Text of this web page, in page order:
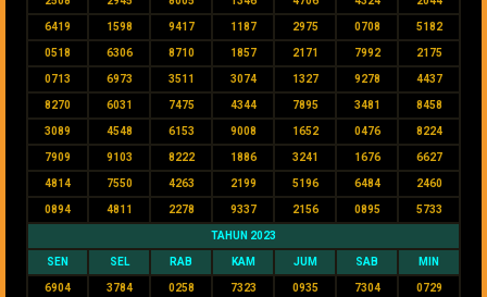
6419 1598 9417 1187 2975 0708 5182
0518 6306 8710 1857 2171 7992 2175
0713 6973 3511 3074 1327 9278 4437
8270 6031 7475 4344 7895 3481 8458
3089 4548 6153 9008 1652 0476 8224
7909 9103 8222 1886 3241 1676 6627
4814 7550 4263 2199 5196 6484 2460
0894 4811 2278 9337 2156 0895 5733
TAHUN 2023
SEN SEL RAB KAM JUM SAB MIN
6904 3784 0258 7323 0935 7304 0729